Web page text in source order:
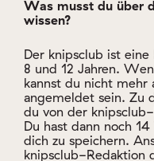
Was musst du über
wissen?
Der knipsclub ist
8 und 12 Jahren.
kannst du nicht
angemeldet sein. Zu
du von der
Du hast dann noch
dich zu
knipsclub-
persönlichen